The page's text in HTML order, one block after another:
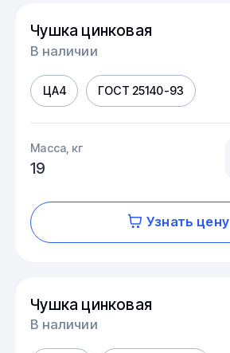
Чушка цинковая
В наличии
ЦА4 ГОСТ 25140-93
Масса, кг
19
Узнать цену
Чушка цинковая
В наличии